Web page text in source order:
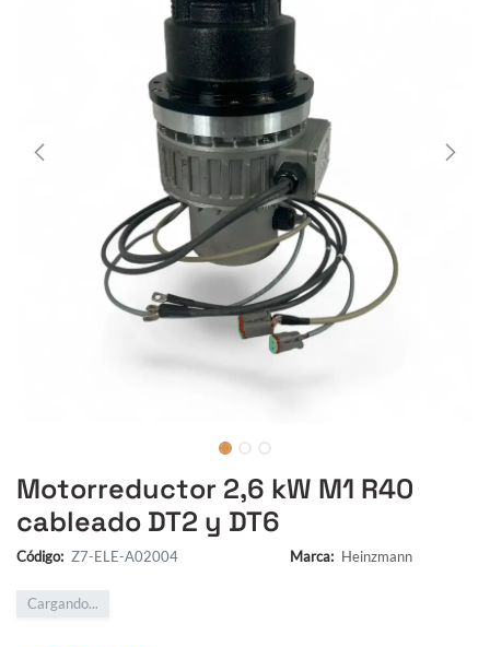
Motorreductor 2,6 kW M1 R40
cableado DT2 y DT6
Código: Z7-ELE-A02004 Marca: Heinzmann
Cargando...